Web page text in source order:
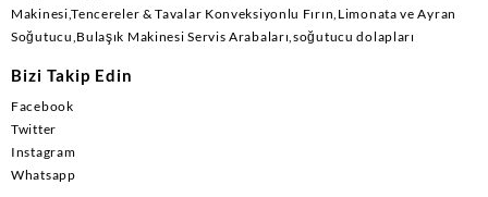
Makinesi,Tencereler & Tavalar Konveksiyonlu Fırın,Limonata ve Ayran
Soğutucu,Bulaşık Makinesi Servis Arabaları,soğutucu dolapları
Bizi Takip Edin
Facebook
Twitter
Instagram
Whatsapp